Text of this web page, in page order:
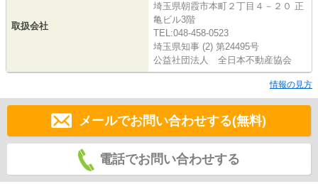
取扱会社
埼玉県朝霞市本町２丁目４－２０ 正
亀ビル3階
TEL:048-458-0523
埼玉県知事 (2) 第24495号
公益社団法人 全日本不動産協会
情報の見方
メールでお問い合わせする(無料)
電話でお問い合わせする